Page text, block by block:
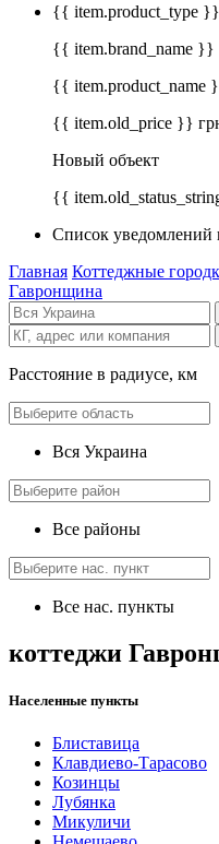
{{ item.product_type }}
{{ item.brand_name }}
{{ item.product_name
{{ item.old_price }}
Новый объект
{{
Список уведомлений
Главная Коттеджные
Гавронщина
Расстояние в радиусе, км
Вся Украина
Все районы
Все нас. пункты
коттеджи
Населенные пункты
Блиставица
Клавдиево-Тарасово
Козинцы
Лубянка
Микуличи